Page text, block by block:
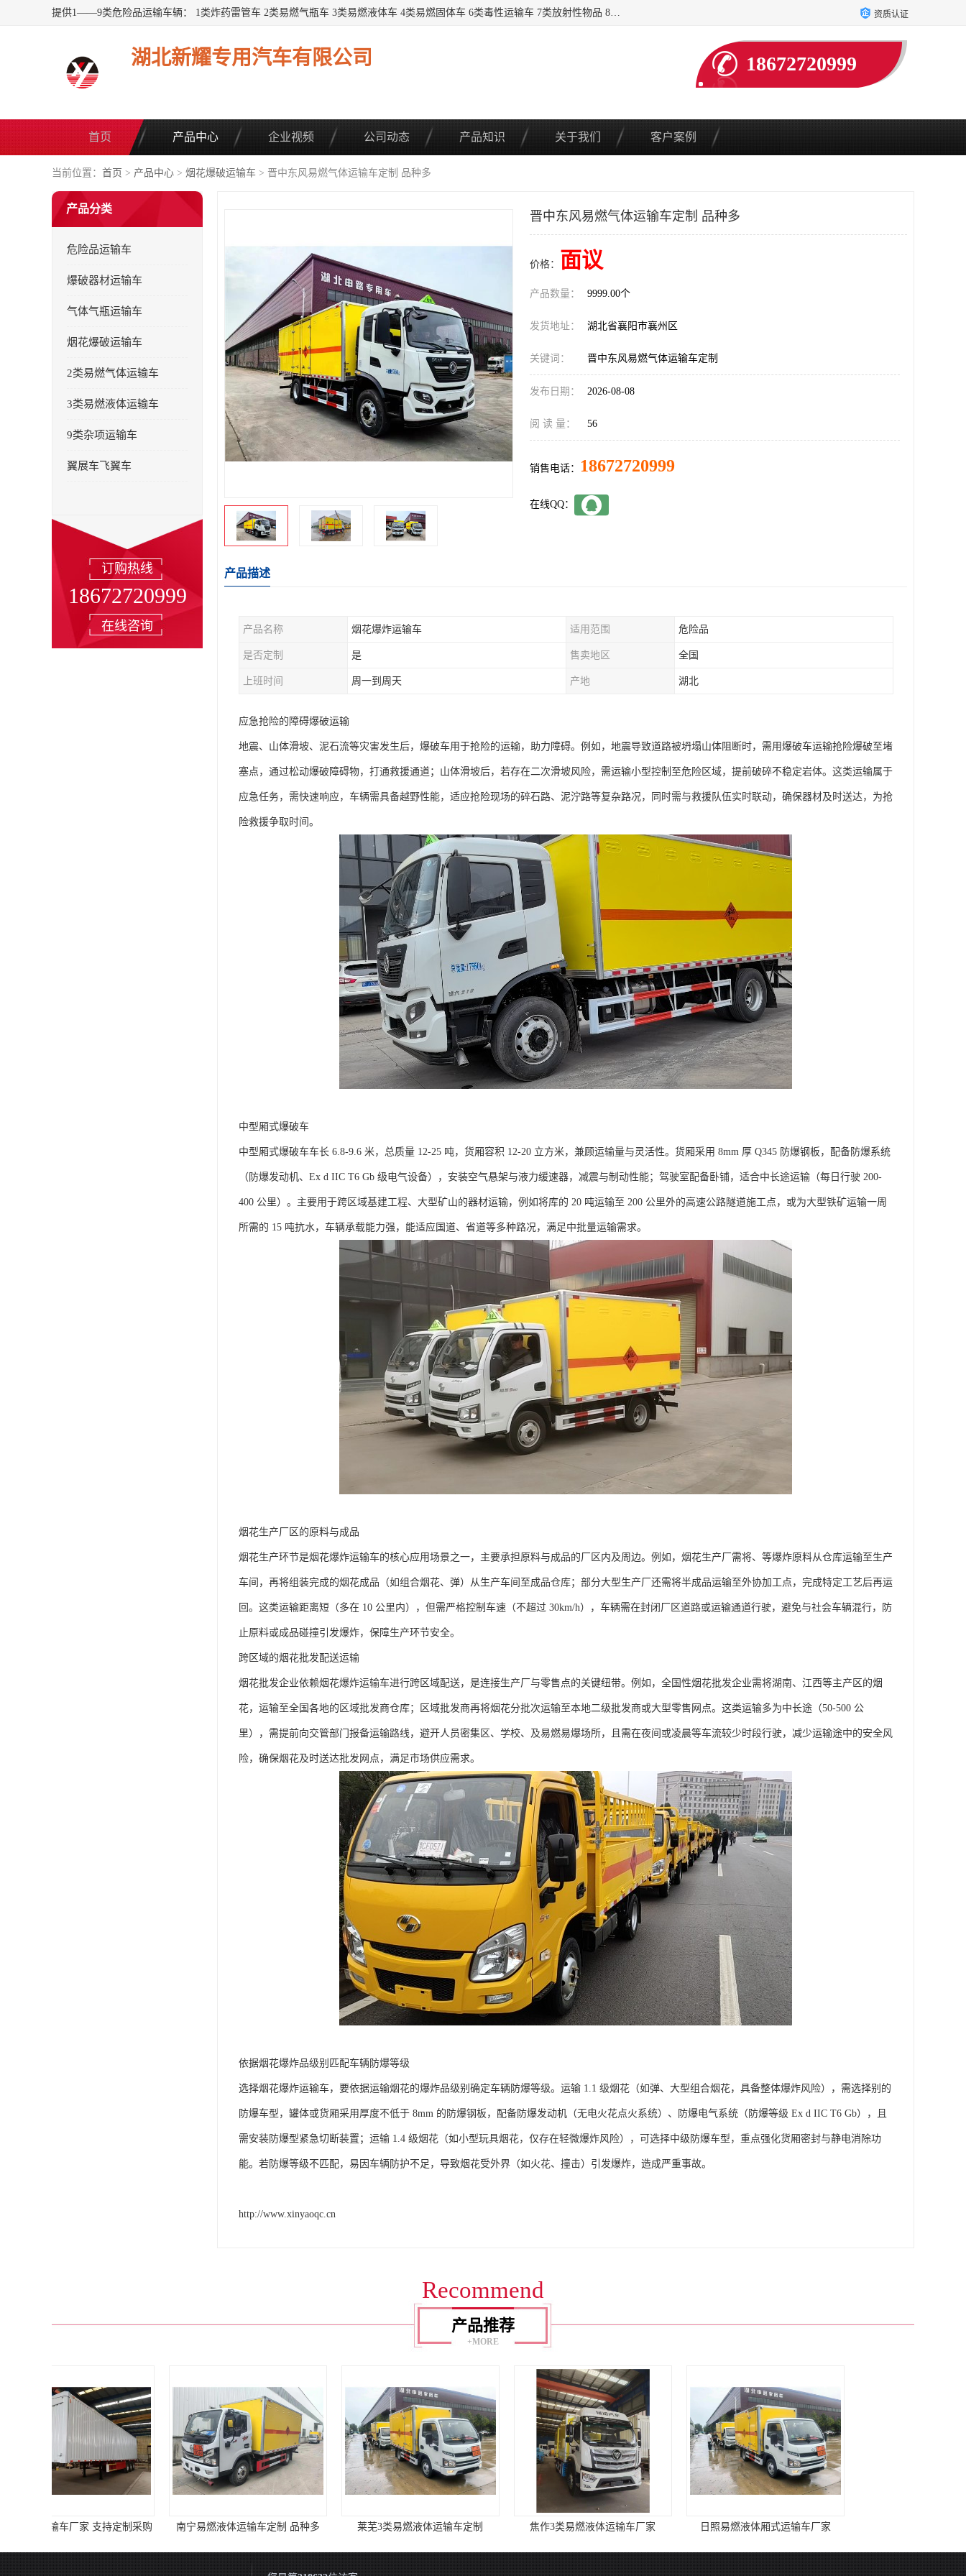
提供1——9类危险品运输车辆： 1类炸药雷管车 2类易燃气瓶车 3类易燃液体车 4类易燃固体车 6类毒性运输车 7类放射性物品 8类腐蚀性物品 9类杂项类物品 各类底盘，品种齐全。厂家直供，品质保证。 公告品种环保齐全，上牌无忧。 全国可送货上门，可分期，可*，可包牌。 详情可咨询: *（微信同号） 资质认证
湖北新耀专用汽车有限公司 18672720999
首页 产品中心 企业视频 公司动态 产品知识 关于我们 客户案例
当前位置： 首页 > 产品中心 > 烟花爆破运输车 > 晋中东风易燃气体运输车定制 品种多
产品分类
危险品运输车
爆破器材运输车
气体气瓶运输车
烟花爆破运输车
2类易燃气体运输车
3类易燃液体运输车
9类杂项运输车
翼展车飞翼车
订购热线
18672720999
在线咨询
晋中东风易燃气体运输车定制 品种多
价格： 面议
产品数量： 9999.00个
发货地址： 湖北省襄阳市襄州区
关键词： 晋中东风易燃气体运输车定制
发布日期： 2026-08-08
阅 读 量： 56
销售电话： 18672720999
在线QQ：
产品描述
产品名称 烟花爆炸运输车 适用范围 危险品
是否定制 是 售卖地区 全国
上班时间 周一到周天 产地 湖北
应急抢险的障碍爆破运输​
地震、山体滑坡、泥石流等灾害发生后，爆破车用于抢险的运输，助力障碍。例如，地震导致道路被坍塌山体阻断时，需用爆破车运输抢险爆破至堵
塞点，通过松动爆破障碍物，打通救援通道；山体滑坡后，若存在二次滑坡风险，需运输小型控制至危险区域，提前破碎不稳定岩体。这类运输属于
应急任务，需快速响应，车辆需具备越野性能，适应抢险现场的碎石路、泥泞路等复杂路况，同时需与救援队伍实时联动，确保器材及时送达，为抢
险救援争取时间。
中型厢式爆破车​
中型厢式爆破车车长 6.8-9.6 米，总质量 12-25 吨，货厢容积 12-20 立方米，兼顾运输量与灵活性。货厢采用 8mm 厚 Q345 防爆钢板，配备防爆系统
（防爆发动机、Ex d IIC T6 Gb 级电气设备），安装空气悬架与液力缓速器，减震与制动性能；驾驶室配备卧铺，适合中长途运输（每日行驶 200-
400 公里）。主要用于跨区域基建工程、大型矿山的器材运输，例如将库的 20 吨运输至 200 公里外的高速公路隧道施工点，或为大型铁矿运输一周
所需的 15 吨抗水，车辆承载能力强，能适应国道、省道等多种路况，满足中批量运输需求。​
烟花生产厂区的原料与成品​
烟花生产环节是烟花爆炸运输车的核心应用场景之一，主要承担原料与成品的厂区内及周边。例如，烟花生产厂需将、等爆炸原料从仓库运输至生产
车间，再将组装完成的烟花成品（如组合烟花、弹）从生产车间至成品仓库；部分大型生产厂还需将半成品运输至外协加工点，完成特定工艺后再运
回。这类运输距离短（多在 10 公里内），但需严格控制车速（不超过 30km/h），车辆需在封闭厂区道路或运输通道行驶，避免与社会车辆混行，防
止原料或成品碰撞引发爆炸，保障生产环节安全。​
跨区域的烟花批发配送运输​
烟花批发企业依赖烟花爆炸运输车进行跨区域配送，是连接生产厂与零售点的关键纽带。例如，全国性烟花批发企业需将湖南、江西等主产区的烟
花，运输至全国各地的区域批发商仓库；区域批发商再将烟花分批次运输至本地二级批发商或大型零售网点。这类运输多为中长途（50-500 公
里），需提前向交管部门报备运输路线，避开人员密集区、学校、及易燃易爆场所，且需在夜间或凌晨等车流较少时段行驶，减少运输途中的安全风
险，确保烟花及时送达批发网点，满足市场供应需求。​
依据烟花爆炸品级别匹配车辆防爆等级​
选择烟花爆炸运输车，要依据运输烟花的爆炸品级别确定车辆防爆等级。运输 1.1 级烟花（如弹、大型组合烟花，具备整体爆炸风险），需选择别的
防爆车型，罐体或货厢采用厚度不低于 8mm 的防爆钢板，配备防爆发动机（无电火花点火系统）、防爆电气系统（防爆等级 Ex d IIC T6 Gb），且
需安装防爆型紧急切断装置；运输 1.4 级烟花（如小型玩具烟花，仅存在轻微爆炸风险），可选择中级防爆车型，重点强化货厢密封与静电消除功
能。若防爆等级不匹配，易因车辆防护不足，导致烟花受外界（如火花、撞击）引发爆炸，造成严重事故。​
http://www.xinyaoqc.cn
Recommend
产品推荐
+MORE
南宁易燃液体运输车定制 品种多 莱芜3类易燃液体运输车定制 焦作3类易燃液体运输车厂家 日照易燃液体厢式运输车厂家